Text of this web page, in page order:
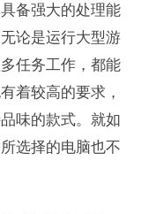
备强大的处理能
论是运行大型游
任务工作，都能
着较高的要求，
味的款式。就如
选择的电脑也不